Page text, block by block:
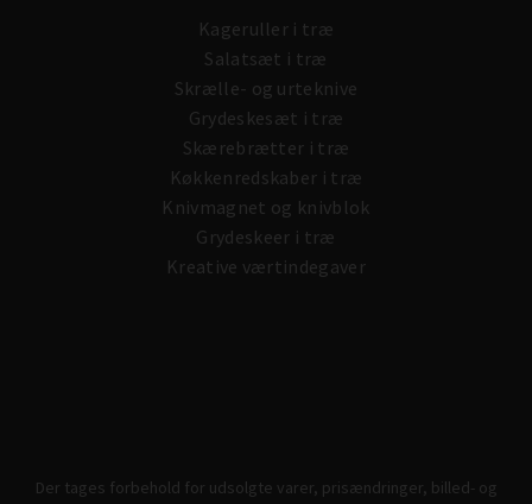
Kageruller i træ
Salatsæt i træ
Skrælle- og urteknive
Grydeskesæt i træ
Skærebrætter i træ
Køkkenredskaber i træ
Knivmagnet og knivblok
Grydeskeer i træ
Kreative værtindegaver
Der tages forbehold for udsolgte varer, prisændringer, billed- og